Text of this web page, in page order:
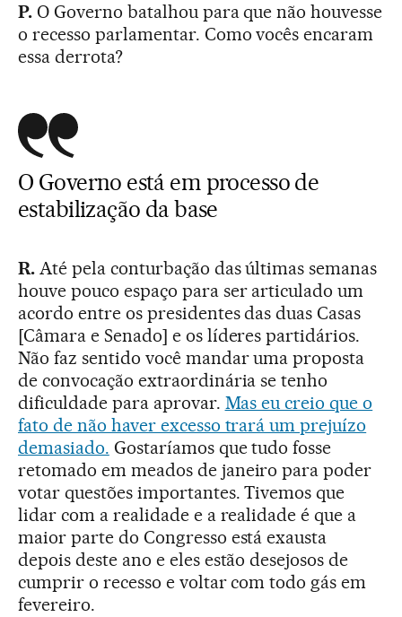
P.O Governo batalhou para que não houvesse
o recesso parlamentar. Como vocês encaram
essa derrota?
O Governo está em processo de
estabilização da base
R.Até pela conturbação das últimas semanas
houve pouco espaço para ser articulado um
acordo entre os presidentes das duas Casas
[Câmara e Senado] e os líderes partidários.
Não faz sentido você mandar uma proposta
de convocação extraordinária se tenho
dificuldade para aprovar. Mas eu creio que o
fato de não haver excesso trará um prejuízo
demasiado. Gostaríamos que tudo fosse
retomado em meados de janeiro para poder
votar questões importantes. Tivemos que
lidar com a realidade e a realidade é que a
maior parte do Congresso está exausta
depois deste ano e eles estão desejosos de
cumprir o recesso e voltar com todo gás em
fevereiro.